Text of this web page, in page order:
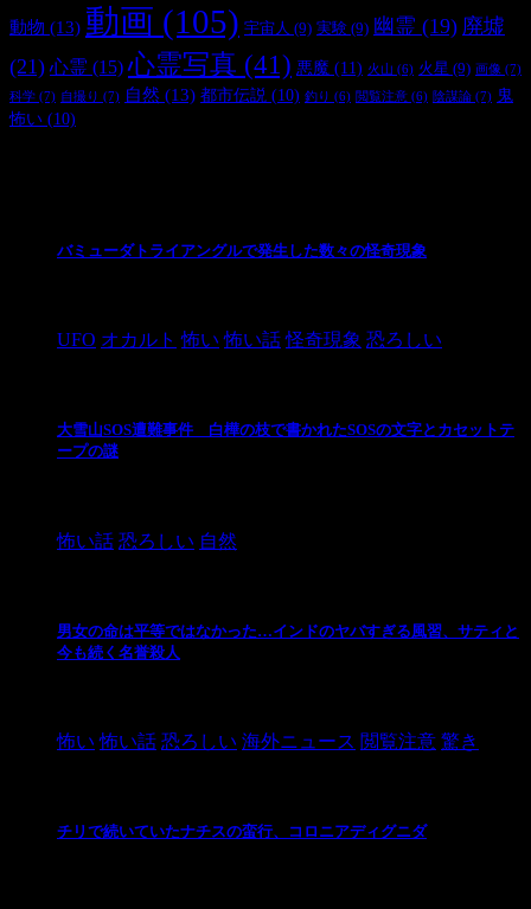
動物 (13) 動画 (105) 宇宙人 (9) 実験 (9) 幽霊 (19) 廃墟
(21) 心霊 (15) 心霊写真 (41) 悪魔 (11) 火山 (6) 火星 (9) 画像 (7)
科学 (7) 自撮り (7) 自然 (13) 都市伝説 (10) 釣り (6) 閲覧注意 (6) 陰謀論 (7) 鬼
怖い (10)
バミューダトライアングルで発生した数々の怪奇現象
UFO オカルト 怖い 怖い話 怪奇現象 恐ろしい
大雪山SOS遭難事件 白樺の枝で書かれたSOSの文字とカセットテ
ープの謎
怖い話 恐ろしい 自然
男女の命は平等ではなかった…インドのヤバすぎる風習、サティと
今も続く名誉殺人
怖い 怖い話 恐ろしい 海外ニュース 閲覧注意 驚き
チリで続いていたナチスの蛮行、コロニアディグニダ